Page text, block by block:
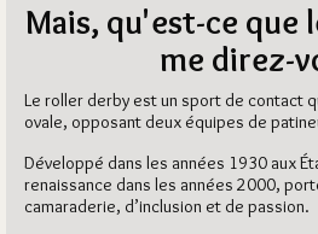
Mais, qu'est-ce que
me direz-
Le roller derby est un sport de contact
ovale, opposant deux équipes de
Développé dans les années 1930 aux
renaissance dans les années 2000,
camaraderie, d’inclusion et de passion.